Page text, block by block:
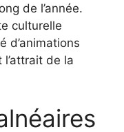
de l’année.
culturelle
d’animations
de la